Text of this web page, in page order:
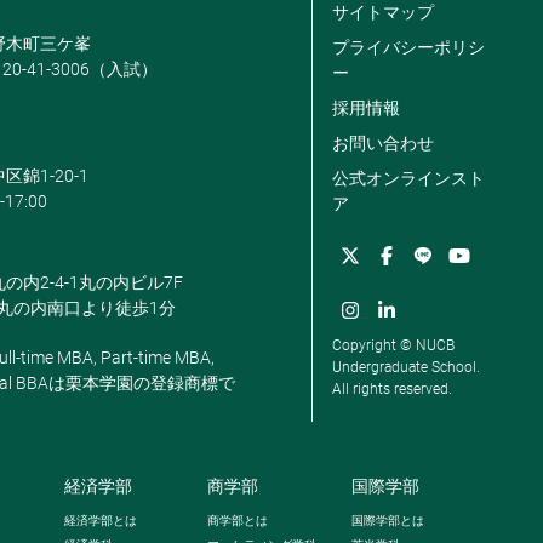
木町三ケ峯
41-3006（入試）
錦1-20-1
17:00
内2-4-1丸の内ビル7F
の内南口より徒歩1分
time MBA, Part-time MBA,
BBAは栗本学園の登録商標で
サイトマップ
プライバシーポリシ
ー
採用情報
お問い合わせ
公式オンラインスト
ア
Copyright © NUCB
Undergraduate School.
All rights reserved.
経済学部
経済学部とは
商学部
商学部とは
国際学部
国際学部とは